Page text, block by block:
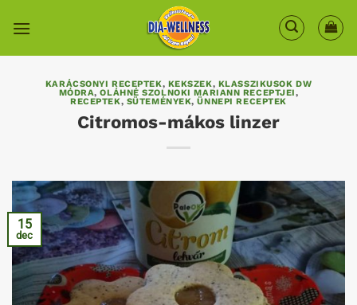
KARÁCSONYI RECEPTEK, KEKSZEK, KLASSZIKUSOK DW
MÓDRA,OLÁHNÉ SZOLNOKI MARIANN RECEPTJEI,
RECEPTEK, SÜTEMÉNYEK,ÜNNEPI RECEPTEK
Citromos-mákos linzer
15
dec